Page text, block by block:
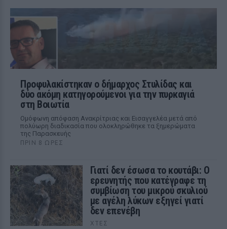
Προφυλακίστηκαν ο δήμαρχος Στυλίδας και
δύο ακόμη κατηγορούμενοι για την πυρκαγιά
στη Βοιωτία
Ομόφωνη απόφαση Ανακρίτριας και Εισαγγελέα μετά από
πολύωρη διαδικασία που ολοκληρώθηκε τα ξημερώματα
της Παρασκευής
ΠΡΙΝ 8 ΏΡΕΣ
Γιατί δεν έσωσα το κουτάβι: Ο
ερευνητής που κατέγραφε τη
συμβίωση του μικρού σκυλιού
με αγέλη λύκων εξηγεί γιατί
δεν επενέβη
ΧΤΕΣ